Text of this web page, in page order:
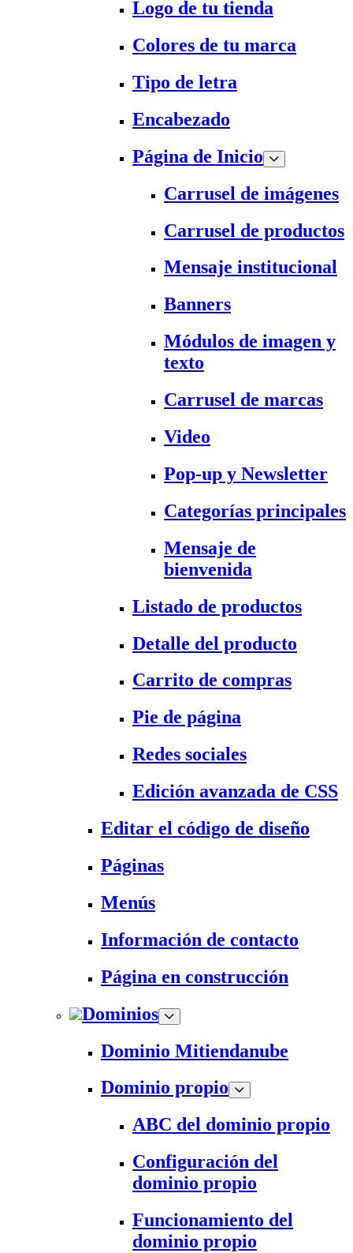
Logo de tu tienda
Colores de tu marca
Tipo de letra
Encabezado
Página de Inicio
Carrusel de imágenes
Carrusel de productos
Mensaje institucional
Banners
Módulos de imagen y
texto
Carrusel de marcas
Video
Pop-up y Newsletter
Categorías principales
Mensaje de
bienvenida
Listado de productos
Detalle del producto
Carrito de compras
Pie de página
Redes sociales
Edición avanzada de CSS
Editar el código de diseño
Páginas
Menús
Información de contacto
Página en construcción
Dominios
Dominio Mitiendanube
Dominio propio
ABC del dominio propio
Configuración del
dominio propio
Funcionamiento del
dominio propio